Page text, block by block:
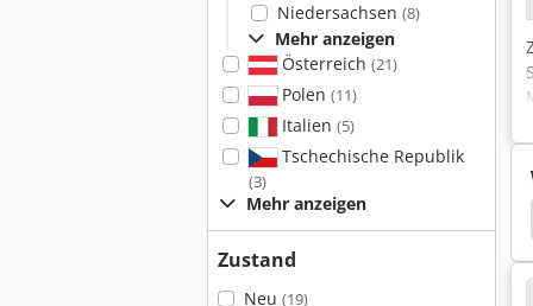
Niedersachsen (8)
Mehr anzeigen
Österreich (21)
Polen (11)
Italien (5)
Tschechische Republik
(3)
Mehr anzeigen
Zustand
Neu (19)
Mitutoyo Digitalanzeige